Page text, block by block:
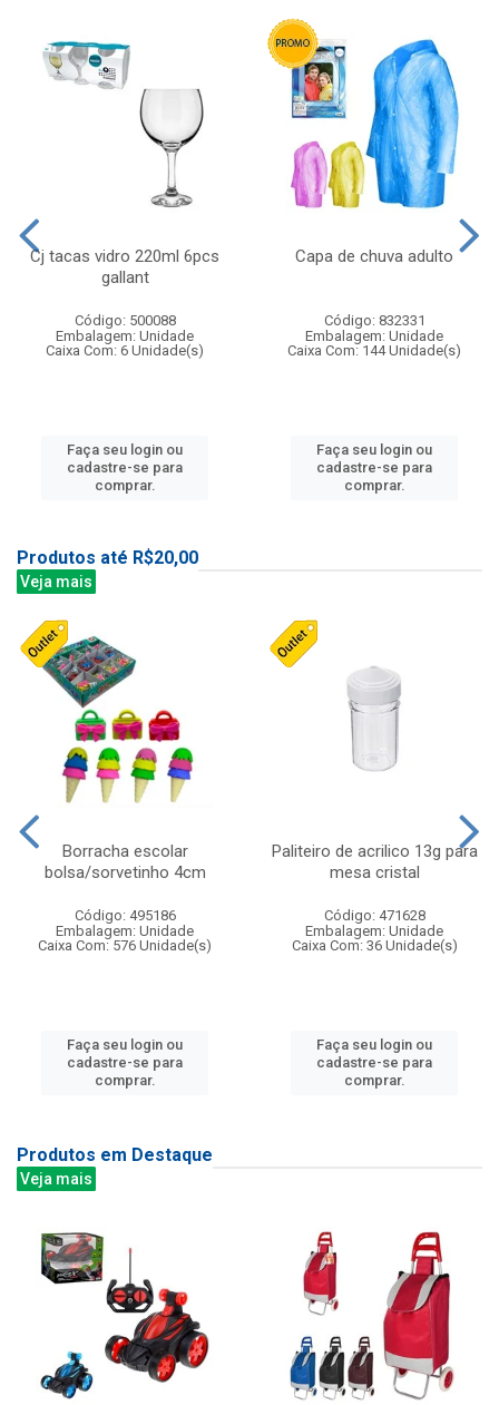
Cj tacas vidro 220ml 6pcs
gallant
Código: 500088
Embalagem: Unidade
Caixa Com: 6 Unidade(s)
Faça seu login ou
cadastre-se para
comprar.
Capa de chuva adulto
Código: 832331
Embalagem: Unidade
Caixa Com: 144 Unidade(s)
Faça seu login ou
cadastre-se para
comprar.
Produtos até R$20,00
Veja mais
Borracha escolar
bolsa/sorvetinho 4cm
Código: 495186
Embalagem: Unidade
Caixa Com: 576 Unidade(s)
Faça seu login ou
cadastre-se para
comprar.
Paliteiro de acrilico 13g para
mesa cristal
Código: 471628
Embalagem: Unidade
Caixa Com: 36 Unidade(s)
Faça seu login ou
cadastre-se para
comprar.
Produtos em Destaque
Veja mais